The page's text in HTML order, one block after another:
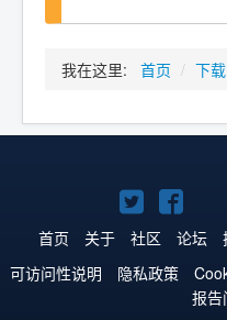
我在这里: 首页 / 下载
Twitter
主
页
主
页
首页 关于 社区 论坛
可访问性说明
隐私政策
报告